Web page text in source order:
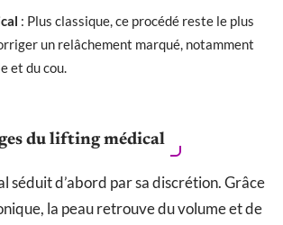
: Plus classique, ce procédé reste le plus
un relâchement marqué, notamment
et du cou.
du lifting médical
séduit d’abord par sa discrétion. Grâce
la peau retrouve du volume et de